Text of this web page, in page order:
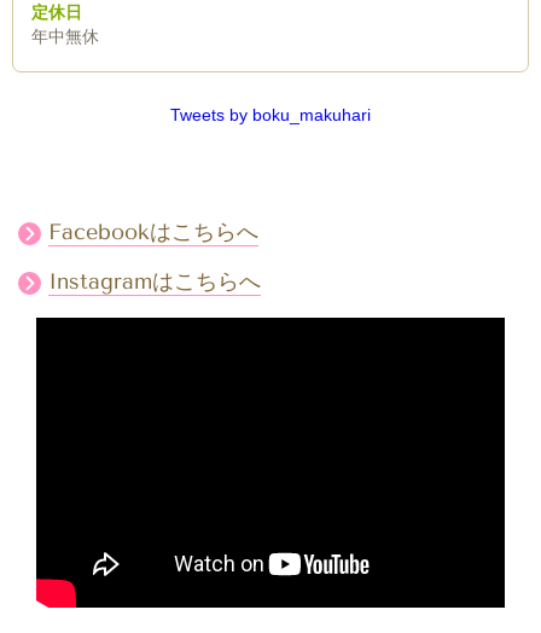
定休日
年中無休
Tweets by boku_makuhari
Facebookはこちらへ
Instagramはこちらへ